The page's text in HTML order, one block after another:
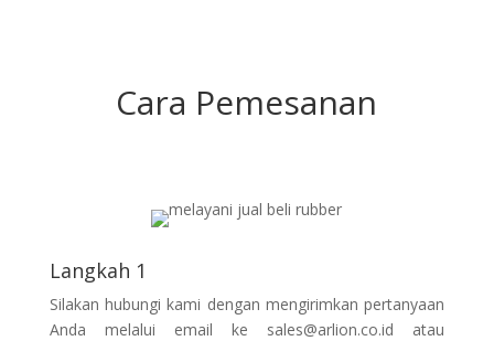
Cara Pemesanan
Langkah 1
Silakan hubungi kami dengan mengirimkan pertanyaan
Anda melalui email ke sales@arlion.co.id atau